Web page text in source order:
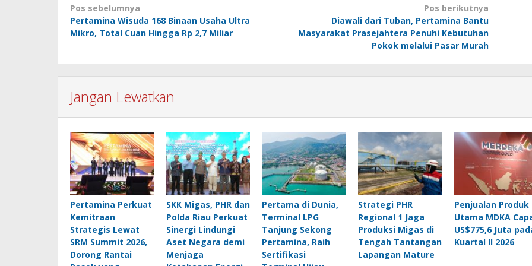
Navigasi
pos
Pos sebelumnya
Pertamina Wisuda 168 Binaan Usaha Ultra
Mikro, Total Cuan Hingga Rp 2,7 Miliar
Pos berikutnya
Diawali dari Tuban, Pertamina Bantu
Masyarakat Prasejahtera Penuhi Kebutuhan
Pokok melalui Pasar Murah
Jangan Lewatkan
Pertamina Perkuat
Kemitraan
Strategis Lewat
SRM Summit 2026,
Dorong Rantai
SKK Migas, PHR dan
Polda Riau Perkuat
Sinergi Lindungi
Aset Negara demi
Menjaga
Pertama di Dunia,
Terminal LPG
Tanjung Sekong
Pertamina, Raih
Sertifikasi
Strategi PHR
Regional 1 Jaga
Produksi Migas di
Tengah Tantangan
Lapangan Mature
Penjualan Produk
Utama MDKA
US$775,6 Juta
Kuartal II 2026